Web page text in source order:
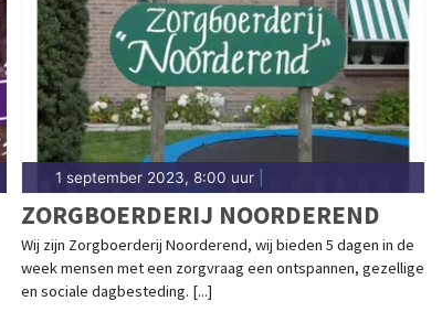
1 september 2023, 8:00 uur|
ZORGBOERDERIJ NOORDEREND
Wij zijn Zorgboerderij Noorderend, wij bieden 5 dagen in de
week mensen met een zorgvraag een ontspannen, gezellige
en sociale dagbesteding. [...]